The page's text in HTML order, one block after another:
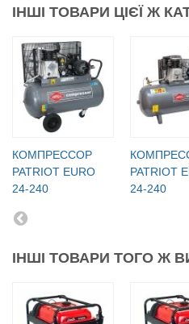
ІНШІ ТОВАРИ ЦІЄЇ Ж
КОМПРЕССОР
PATRIOT EURO
24-240
PATRIOT
24-240
ІНШІ ТОВАРИ ТОГО Ж